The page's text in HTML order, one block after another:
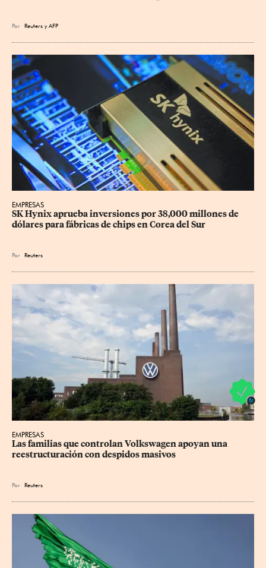
Por Reuters yAFP
EMPRESAS
SK Hynix aprueba inversiones por 38,000 millones de
dólares para fábricas de chips en Corea del Sur
Por Reuters
EMPRESAS
Las familias que controlan Volkswagen apoyan una
reestructuración con despidos masivos
Por Reuters